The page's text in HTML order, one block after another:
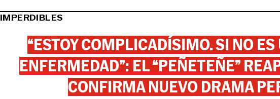
IMPERDIBLES
“ESTOY COMPLICADÍSIMO. SI NO
ENFERMEDAD”: EL “PEÑETEÑE”
CONFIRMA NUEVO DRAMA